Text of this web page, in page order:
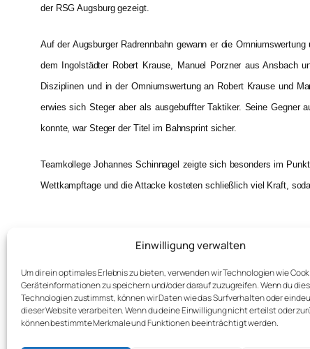
Einwilligung verwalten
Um dir ein optimales Erlebnis zu bieten, verwenden wir Technologien wie
Geräteinformationen zu speichern und/oder darauf zuzugreifen. Wenn du
Technologien zustimmst, können wir Daten wie das Surfverhalten oder
dieser Website verarbeiten. Wenn du deine Einwilligung nicht erteilst oder
können bestimmte Merkmale und Funktionen beeinträchtigt werden.
der RSG Augsburg gezeigt.
Auf der Augsburger Radrennbahn gewann er die
dem Ingolstädter Robert Krause, Manuel Porzner aus Ansbach
Disziplinen und in der Omniumswertung an Robert Krause und
erwies sich Steger aber als ausgebuffter Taktiker. Seine Gegner
konnte, war Steger der Titel im Bahnsprint sicher.
Teamkollege Johannes Schinnagel zeigte sich besonders im
Wettkampftage und die Attacke kosteten schließlich viel Kraft,
← Deutsche Meisterschaften U17 –